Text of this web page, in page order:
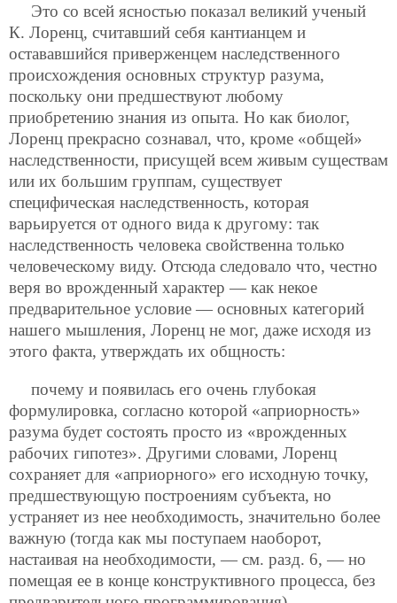
Это со всей ясностью показал великий ученый
К. Лоренц, считавший себя кантианцем и
остававшийся приверженцем наследственного
происхождения основных структур разума,
поскольку они предшествуют любому
приобретению знания из опыта. Но как биолог,
Лоренц прекрасно сознавал, что, кроме «общей»
наследственности, присущей всем живым существам
или их большим группам, существует
специфическая наследственность, которая
варьируется от одного вида к другому: так
наследственность человека свойственна только
человеческому виду. Отсюда следовало что, честно
веря во врожденный характер — как некое
предварительное условие — основных категорий
нашего мышления, Лоренц не мог, даже исходя из
этого факта, утверждать их общность:
почему и появилась его очень глубокая
формулировка, согласно которой «априорность»
разума будет состоять просто из «врожденных
рабочих гипотез». Другими словами, Лоренц
сохраняет для «априорного» его исходную точку,
предшествующую построениям субъекта, но
устраняет из нее необходимость, значительно более
важную (тогда как мы поступаем наоборот,
настаивая на необходимости, — см. разд. 6, — но
помещая ее в конце конструктивного процесса, без